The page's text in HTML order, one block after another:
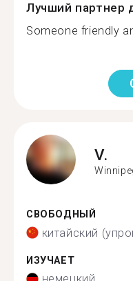
Лучший партнер
Someone friendly
V.
СВОБОДНЫЙ
китайский
ИЗУЧАЕТ